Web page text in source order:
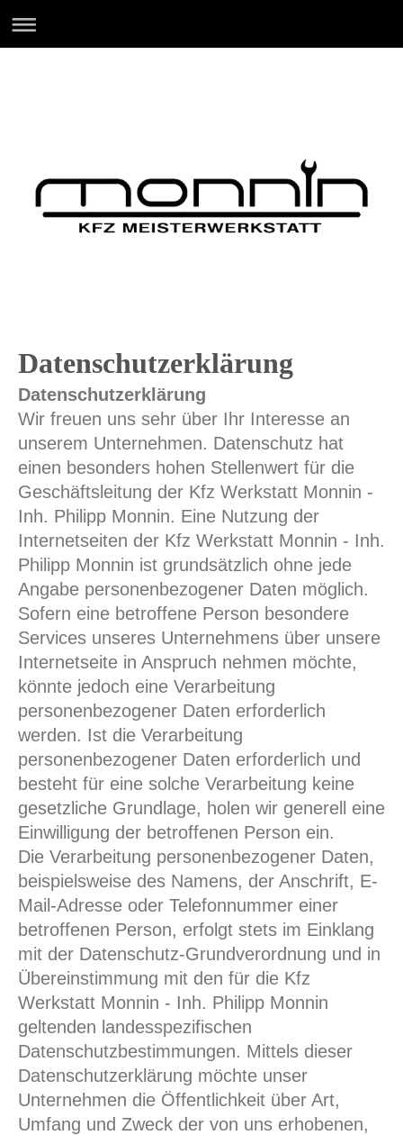
Datenschutzerklärung
Datenschutzerklärung
Wir freuen uns sehr über Ihr Interesse an
unserem Unternehmen. Datenschutz hat
einen besonders hohen Stellenwert für die
Geschäftsleitung der Kfz Werkstatt Monnin -
Inh. Philipp Monnin. Eine Nutzung der
Internetseiten der Kfz Werkstatt Monnin - Inh.
Philipp Monnin ist grundsätzlich ohne jede
Angabe personenbezogener Daten möglich.
Sofern eine betroffene Person besondere
Services unseres Unternehmens über unsere
Internetseite in Anspruch nehmen möchte,
könnte jedoch eine Verarbeitung
personenbezogener Daten erforderlich
werden. Ist die Verarbeitung
personenbezogener Daten erforderlich und
besteht für eine solche Verarbeitung keine
gesetzliche Grundlage, holen wir generell eine
Einwilligung der betroffenen Person ein.
Die Verarbeitung personenbezogener Daten,
beispielsweise des Namens, der Anschrift, E-
Mail-Adresse oder Telefonnummer einer
betroffenen Person, erfolgt stets im Einklang
mit der Datenschutz-Grundverordnung und in
Übereinstimmung mit den für die Kfz
Werkstatt Monnin - Inh. Philipp Monnin
geltenden landesspezifischen
Datenschutzbestimmungen. Mittels dieser
Datenschutzerklärung möchte unser
Unternehmen die Öffentlichkeit über Art,
Umfang und Zweck der von uns erhobenen,